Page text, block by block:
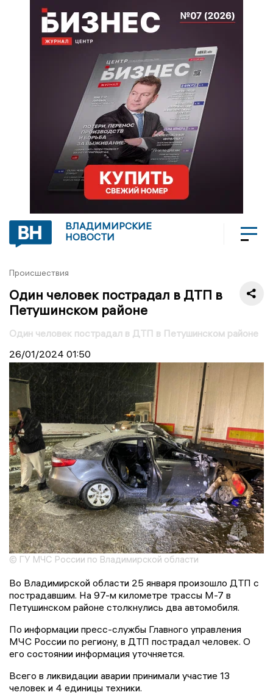
ВЛАДИМИРСКИЕ
НОВОСТИ
Происшествия
Один человек пострадал в ДТП в
Петушинском районе
Один человек пострадал в ДТП в Петушинском районе
26/01/2024 01:50
© ГУ МЧС России по Владимирской области
Во Владимирской области 25 января произошло ДТП с
пострадавшим. На 97-м километре трассы М-7 в
Петушинском районе столкнулись два автомобиля.
По информации пресс-службы Главного управления
МЧС России по региону, в ДТП пострадал человек. О
его состоянии информация уточняется.
Всего в ликвидации аварии принимали участие 13
человек и 4 единицы техники.